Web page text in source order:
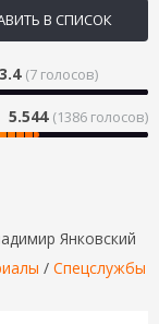
В СПИСОК
3.4 (7 голосов)
5.544 (1386 голосов)
Янковский
/ Спецслужбы